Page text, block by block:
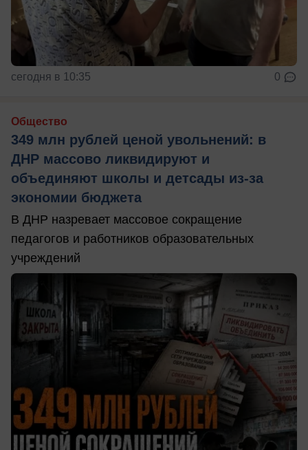
сегодня в 10:35 0
Общество
349 млн рублей ценой увольнений: в
ДНР массово ликвидируют и
объединяют школы и детсады из-за
экономии бюджета
В ДНР назревает массовое сокращение
педагогов и работников образовательных
учреждений